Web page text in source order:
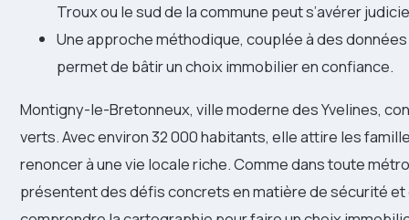
Troux ou le sud de la commune peut s’avérer
Une approche méthodique, couplée à des
permet de bâtir un choix immobilier en confiance.
Montigny-le-Bretonneux, ville moderne des Yvelines,
verts. Avec environ 32 000 habitants, elle attire les
renoncer à une vie locale riche. Comme dans toute
présentent des défis concrets en matière de sécurité et